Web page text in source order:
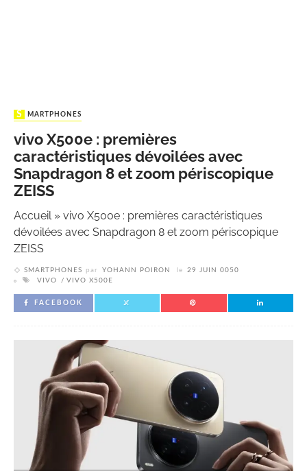
SMARTPHONES
vivo X500e : premières
caractéristiques dévoilées avec
Snapdragon 8 et zoom périscopique
ZEISS
Accueil» vivo X500e : premières caractéristiques
dévoilées avec Snapdragon 8 et zoom périscopique
ZEISS
SMARTPHONES par YOHANN POIRON le
29 JUIN 0050
VIVO
VIVO X500E
FACEBOOK